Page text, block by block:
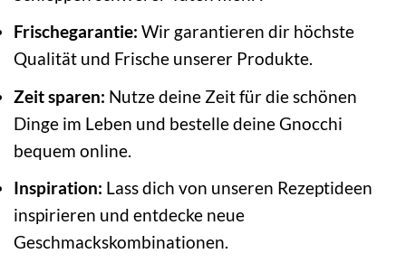
Frischegarantie: Wir garantieren dir höchste
Qualität und Frische unserer Produkte.
Zeit sparen: Nutze deine Zeit für die schönen
Dinge im Leben und bestelle deine Gnocchi
bequem online.
Inspiration: Lass dich von unseren Rezeptideen
inspirieren und entdecke neue
Geschmackskombinationen.